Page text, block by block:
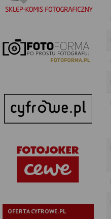
OFERTA CYFROWE.PL